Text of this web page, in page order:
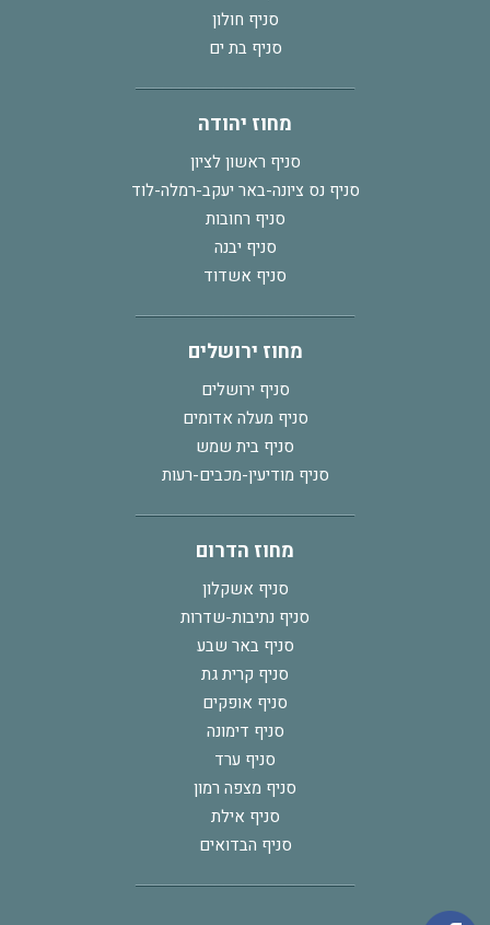
סניף חולון
סניף בת ים
מחוז יהודה
סניף ראשון לציון
סניף נס ציונה-באר יעקב-רמלה-לוד
סניף רחובות
סניף יבנה
סניף אשדוד
מחוז ירושלים
סניף ירושלים
סניף מעלה אדומים
סניף בית שמש
סניף מודיעין-מכבים-רעות
מחוז הדרום
סניף אשקלון
סניף נתיבות-שדרות
סניף באר שבע
סניף קרית גת
סניף אופקים
סניף דימונה
סניף ערד
סניף מצפה רמון
סניף אילת
סניף הבדואים